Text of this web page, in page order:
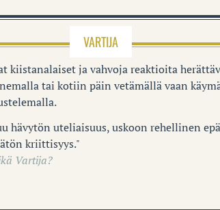
VARTIJA
kiistanalaiset ja vahvoja reaktioita
tai kotiin päin vetämällä vaan
hävytön uteliaisuus, uskoon rehellinen
kriittisyys."
Vartija?